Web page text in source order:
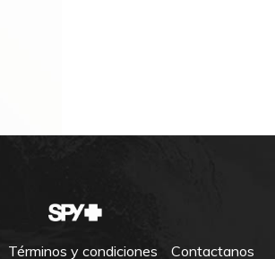
Términos y condiciones Contactanos